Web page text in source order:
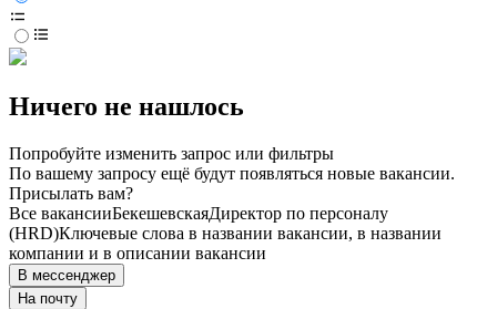
Ничего не нашлось
Попробуйте изменить запрос или фильтры
По вашему запросу ещё будут появляться новые вакансии.
Присылать вам?
Все вакансииБекешевскаяДиректор по персоналу
(HRD)Ключевые слова в названии вакансии, в названии
компании и в описании вакансии
В мессенджер
На почту